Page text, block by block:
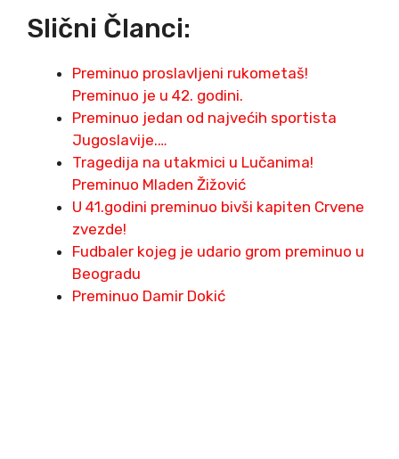
Slični Članci:
Preminuo proslavljeni rukometaš!
Preminuo je u 42. godini.
Preminuo jedan od najvećih sportista
Jugoslavije.…
Tragedija na utakmici u Lučanima!
Preminuo Mladen Žižović
U 41.godini preminuo bivši kapiten Crvene
zvezde!
Fudbaler kojeg je udario grom preminuo u
Beogradu
Preminuo Damir Dokić